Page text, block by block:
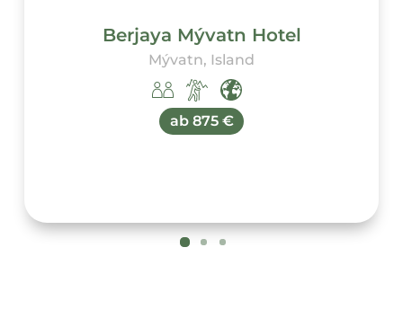
Berjaya Mývatn Hotel
Mývatn, Island
ab 875 €